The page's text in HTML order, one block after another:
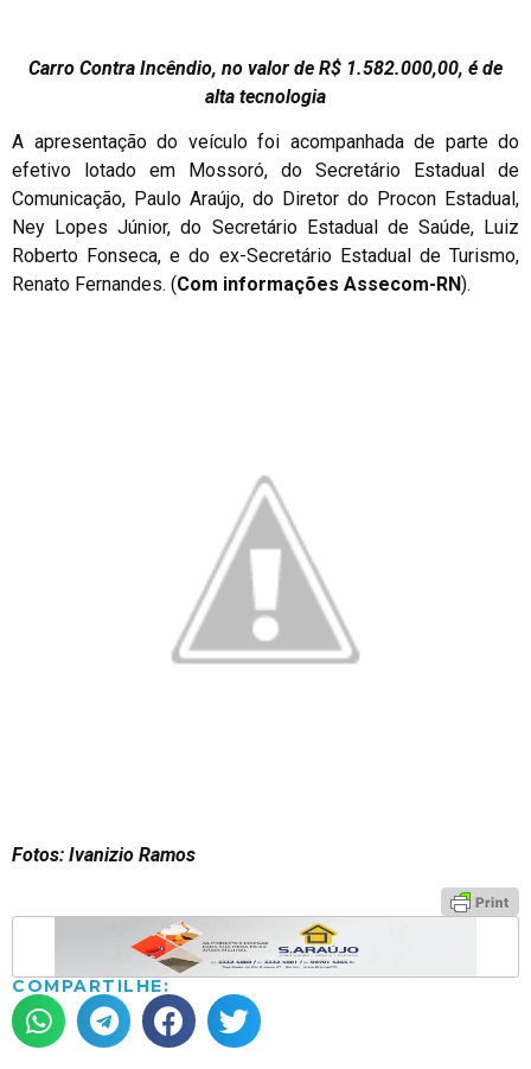
Carro Contra Incêndio, no valor de R$ 1.582.000,00, é de
alta tecnologia
A apresentação do veículo foi acompanhada de parte do
efetivo lotado em Mossoró, do Secretário Estadual de
Comunicação, Paulo Araújo, do Diretor do Procon Estadual,
Ney Lopes Júnior, do Secretário Estadual de Saúde, Luiz
Roberto Fonseca, e do ex-Secretário Estadual de Turismo,
Renato Fernandes. (Com informações Assecom-RN).
Fotos: Ivanizio Ramos
COMPARTILHE: